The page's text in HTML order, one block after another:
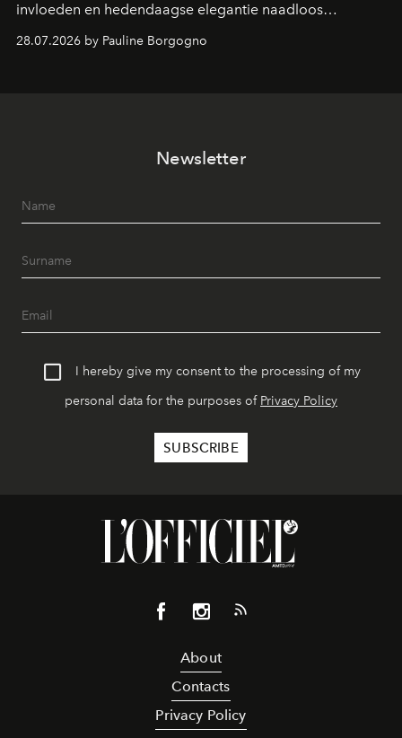
invloeden en hedendaagse elegantie naadloos
samenkomen.
28.07.2026 by Pauline Borgogno
Newsletter
I hereby give my consent to the processing of my
personal data for the purposes of Privacy Policy
About
Contacts
Privacy Policy